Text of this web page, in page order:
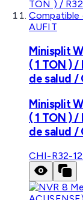
AUFIT
Minisplit
( 1 TON )
de salud /
Minisplit
( 1 TON )
de salud /
CHI-R32-